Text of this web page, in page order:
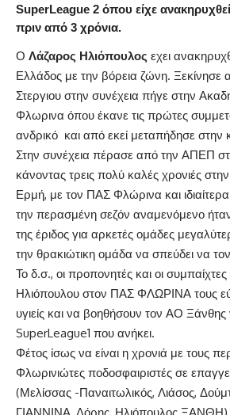
SuperLeague 2 όπου είχε
πριν από 3 χρόνια.
Ο Λάζαρος Ηλιόπουλος εχει
Ελλάδος με την βόρεια ζώνη. Ξεκίνησε
Στεργιου στην συνέχεια πήγε στην
Φλωρινα όπου έκανε τις πρώτες
ανδρικό και από εκεί μεταπήδησε στην
Στην συνέχεια πέρασε από την ΑΠΕΠ
κάνοντας τρεις πολύ καλές χρονιές
Ερμή, με τον ΠΑΣ Φλώρινα και
την περασμένη σεζόν αναμενόμενο
της έριδος για αρκετές ομάδες
την θρακιώτικη ομάδα να σπεύδει να
Το δ.σ., οι προπονητές και οι
Ηλιόπουλου στον ΠΑΣ ΦΛΩΡΙΝΑ τους
υγιείς και να βοηθήσουν τον ΑΟ Ξάνθης
SuperLeague1 που ανήκει.
Φέτος ίσως να είναι η χρονιά με τους
Φλωρινιώτες ποδοσφαιριστές σε
(Μελίσσας -Παναιτωλικός, Λιάσος,